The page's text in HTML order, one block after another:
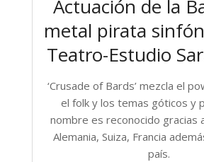
Actuación de la
metal pirata
Teatro-Estudio
‘Crusade of Bards’ mezcla el
el folk y los temas góticos y
nombre es reconocido gracias
Alemania, Suiza, Francia
país.